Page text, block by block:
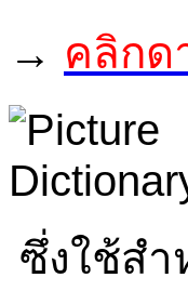
→ คลิกด
ซึ่งใช้ส